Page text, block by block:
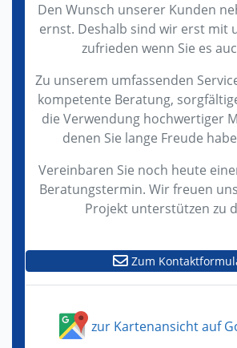
Den Wunsch unserer Kunden
ernst. Deshalb sind wir erst mit
zufrieden wenn Sie es
Zu unserem umfassenden
kompetente Beratung,
die Verwendung hochwertiger
denen Sie lange Freude
Vereinbaren Sie noch heute
Beratungstermin. Wir freuen
Projekt unterstützen zu
Zum
zur Kartenansicht auf